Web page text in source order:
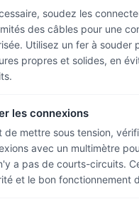
soudez les
des câbles pour une
Utilisez un fer à souder
propres et solides, en
les connexions
de mettre sous tension,
avec un multimètre
a pas de courts-circuits.
et le bon fonctionnement